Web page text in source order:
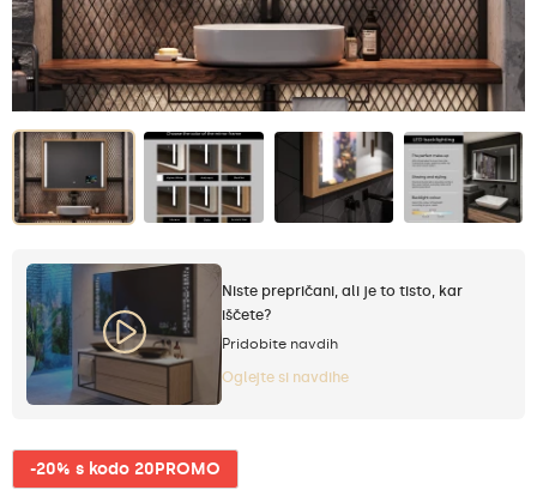
Niste prepričani, ali je to tisto, kar
iščete?
Pridobite navdih
Oglejte si navdihe
-20% s kodo 20PROMO